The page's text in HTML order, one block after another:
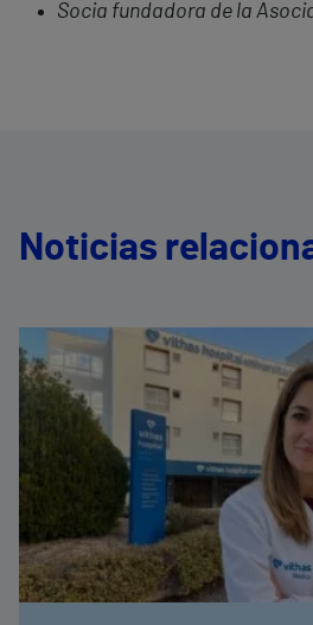
Socia fundadora de la
Noticias